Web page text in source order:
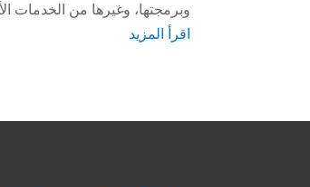
وبرمجتها، وغيرها من الخدمات
اقرأ المزيد